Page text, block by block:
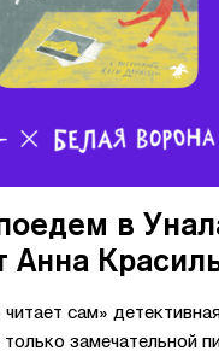
в
Анна
сам»
замечательной